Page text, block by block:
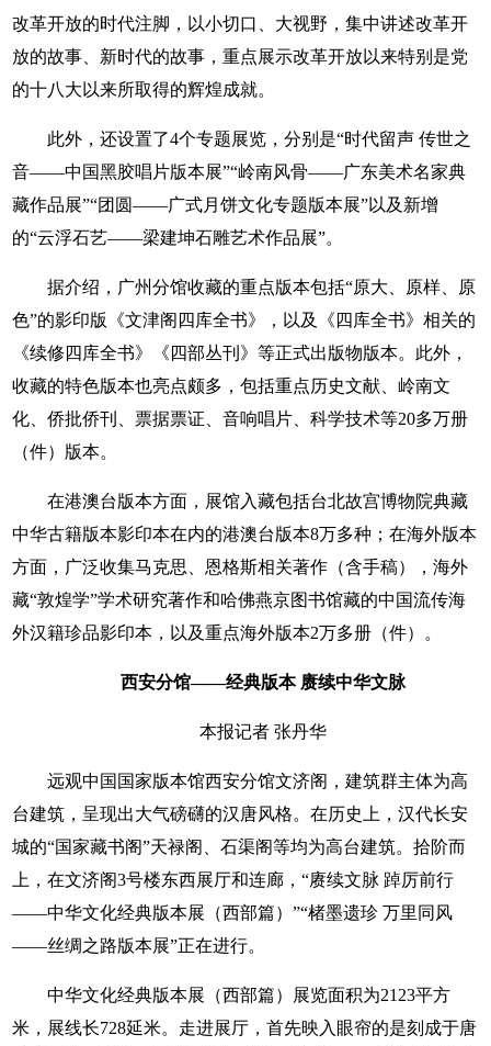
改革开放的时代注脚，以小切口、大视野，集中讲述改革开
放的故事、新时代的故事，重点展示改革开放以来特别是党
的十八大以来所取得的辉煌成就。
此外，还设置了4个专题展览，分别是“时代留声 传世之
音——中国黑胶唱片版本展”“岭南风骨——广东美术名家典
藏作品展”“团圆——广式月饼文化专题版本展”以及新增
的“云浮石艺——梁建坤石雕艺术作品展”。
据介绍，广州分馆收藏的重点版本包括“原大、原样、原
色”的影印版《文津阁四库全书》，以及《四库全书》相关的
《续修四库全书》《四部丛刊》等正式出版物版本。此外，
收藏的特色版本也亮点颇多，包括重点历史文献、岭南文
化、侨批侨刊、票据票证、音响唱片、科学技术等20多万册
（件）版本。
在港澳台版本方面，展馆入藏包括台北故宫博物院典藏
中华古籍版本影印本在内的港澳台版本8万多种；在海外版本
方面，广泛收集马克思、恩格斯相关著作（含手稿），海外
藏“敦煌学”学术研究著作和哈佛燕京图书馆藏的中国流传海
外汉籍珍品影印本，以及重点海外版本2万多册（件）。
西安分馆——经典版本 赓续中华文脉
本报记者 张丹华
远观中国国家版本馆西安分馆文济阁，建筑群主体为高
台建筑，呈现出大气磅礴的汉唐风格。在历史上，汉代长安
城的“国家藏书阁”天禄阁、石渠阁等均为高台建筑。拾阶而
上，在文济阁3号楼东西展厅和连廊，“赓续文脉 踔厉前行
——中华文化经典版本展（西部篇）”“楮墨遗珍 万里同风
——丝绸之路版本展”正在进行。
中华文化经典版本展（西部篇）展览面积为2123平方
米，展线长728延米。走进展厅，首先映入眼帘的是刻成于唐